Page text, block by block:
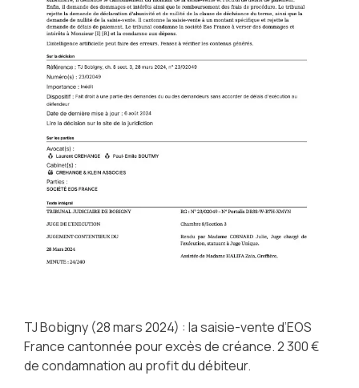
TJ Bobigny (28 mars 2024) : la saisie-vente d’EOS
France cantonnée pour excès de créance. 2 300 €
de condamnation au profit du débiteur.